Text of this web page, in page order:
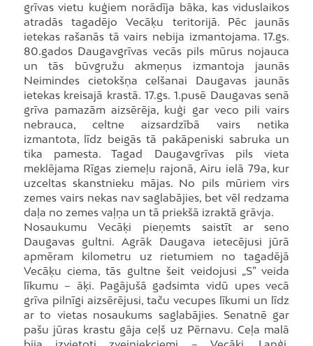
grīvas vietu kuģiem norādīja bāka, kas viduslaikos
atradās tagadējo Vecāķu teritorijā. Pēc jaunās
ietekas rašanās tā vairs nebija izmantojama. 17.gs.
80.gados Daugavgrīvas vecās pils mūrus nojauca
un tās būvgružu akmeņus izmantoja jaunās
Neimindes cietokšņa celšanai Daugavas jaunās
ietekas kreisajā krastā. 17.gs. 1.pusē Daugavas senā
grīva pamazām aizsērēja, kuģi gar veco pili vairs
nebrauca, celtne aizsardzībā vairs netika
izmantota, līdz beigās tā pakāpeniski sabruka un
tika pamesta. Tagad Daugavgrīvas pils vieta
meklējama Rīgas ziemeļu rajonā, Airu ielā 79a, kur
uzceltas skanstnieku mājas. No pils mūriem virs
zemes vairs nekas nav saglabājies, bet vēl redzama
daļa no zemes vaļņa un tā priekšā izraktā grāvja.
Nosaukumu Vecāķi pieņemts saistīt ar seno
Daugavas gultni. Agrāk Daugava ietecējusi jūrā
apmēram kilometru uz rietumiem no tagadējā
Vecāķu ciema, tās gultne šeit veidojusi „S” veida
līkumu – āķi. Pagājušā gadsimta vidū upes vecā
grīva pilnīgi aizsērējusi, taču vecupes līkumi un līdz
ar to vietas nosaukums saglabājies. Senatnē gar
pašu jūras krastu gāja ceļš uz Pērnavu. Ceļa malā